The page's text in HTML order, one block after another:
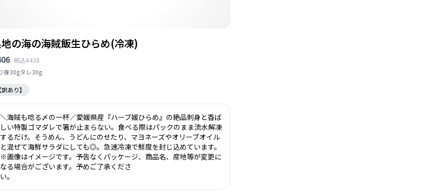
の海の海賊飯生ひらめ(冷凍)
税込¥438
身30gタレ30g
あり】
＼海賊も唸る〆の一杯／愛媛県産『ハーブ媛ひらめ』の絶品刺身と香ば
しい特製ゴマダレで箸が止まらない。食べる際はパックのまま流水解凍
するだけ。そうめん、うどんにのせたり、マヨネーズやオリーブオイル
と混ぜて海鮮サラダにしても◎。急速冷凍で鮮度を封じ込めています。
※画像はイメージです。予告なくパッケージ、商品名、産地等が変更に
なる場合がございます。予めご了承くださ
い。